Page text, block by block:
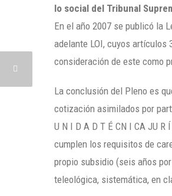
lo social del Tribunal
En el año 2007 se publicó la
adelante LOI, cuyos artículos
consideración de este como
La conclusión del Pleno es
cotización asimilados por
U N I D A D T É CN I CA JU R
cumplen los requisitos de
propio subsidio (seis años
teleológica, sistemática, en